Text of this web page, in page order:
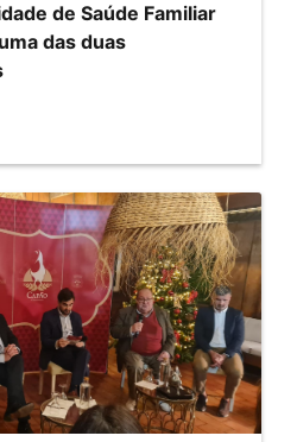
de Saúde Familiar
das duas